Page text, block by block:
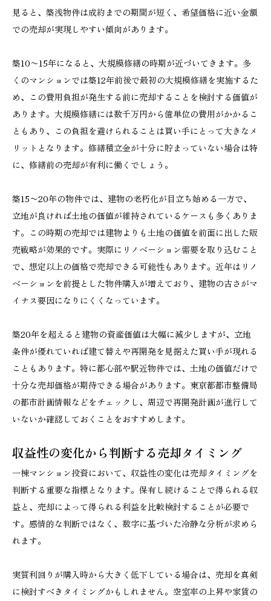
見ると、築浅物件は成約までの期間が短く、希望価格に近い金額
での売却が実現しやすい傾向があります。
築10〜15年になると、大規模修繕の時期が近づいてきます。多
くのマンションでは築12年前後で最初の大規模修繕を実施するた
め、この費用負担が発生する前に売却することを検討する価値が
あります。大規模修繕には数千万円から億単位の費用がかかるこ
ともあり、この負担を避けられることは買い手にとって大きなメ
リットとなります。修繕積立金が十分に貯まっていない場合は特
に、修繕前の売却が有利に働くでしょう。
築15〜20年の物件では、建物の老朽化が目立ち始める一方で、
立地が良ければ土地の価値が維持されているケースも多くありま
す。この時期の売却では建物よりも土地の価値を前面に出した販
売戦略が効果的です。実際にリノベーション需要を取り込むこと
で、想定以上の価格で売却できる可能性もあります。近年はリノ
ベーションを前提とした物件購入が増えており、建物の古さがマ
イナス要因になりにくくなっています。
築20年を超えると建物の資産価値は大幅に減少しますが、立地
条件が優れていれば建て替えや再開発を見据えた買い手が現れる
こともあります。特に都心部や駅近物件では、土地の価値だけで
十分な売却価格が期待できる場合があります。東京都都市整備局
の都市計画情報などをチェックし、周辺で再開発計画が進行して
いないか確認しておくことをおすすめします。
収益性の変化から判断する売却タイミング
一棟マンション投資において、収益性の変化は売却タイミングを
判断する重要な指標となります。保有し続けることで得られる収
益と、売却によって得られる利益を比較検討することが必要で
す。感情的な判断ではなく、数字に基づいた冷静な分析が求めら
れます。
実質利回りが購入時から大きく低下している場合は、売却を真剣
に検討すべきタイミングかもしれません。空室率の上昇や家賃の